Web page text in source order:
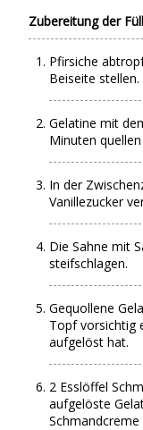
Zubereitung der
Pfirsiche
Beiseite stellen.
Gelatine mit
Minuten
In der
Vanillezucker
Die Sahne mit
steifschlagen.
Gequollene
Topf vorsichtig
aufgelöst hat.
2 Esslöffel
aufgelöste